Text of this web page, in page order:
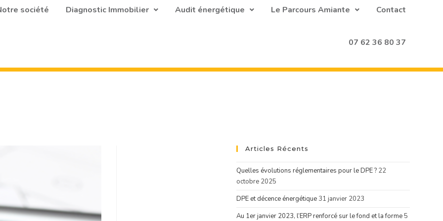
société Diagnostic Immobilier Audit énergétique Le Parcours Amiante Contact
07 62 36 80 37
Articles Récents
Quelles évolutions réglementaires pour le DPE ? 22
octobre 2025
DPE et décence énergétique 31 janvier 2023
Au 1er janvier 2023, l’ERP renforcé sur le fond et la forme 5